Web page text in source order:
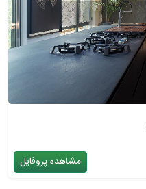
مشاهده پروفایل